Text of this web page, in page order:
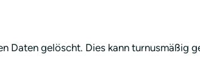
Daten gelöscht. Dies kann turnusmäßig